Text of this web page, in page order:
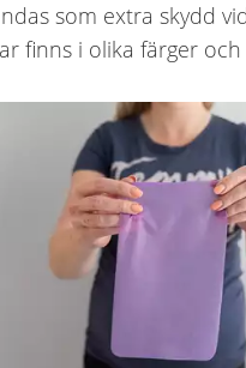
som extra skydd
finns i olika färger och